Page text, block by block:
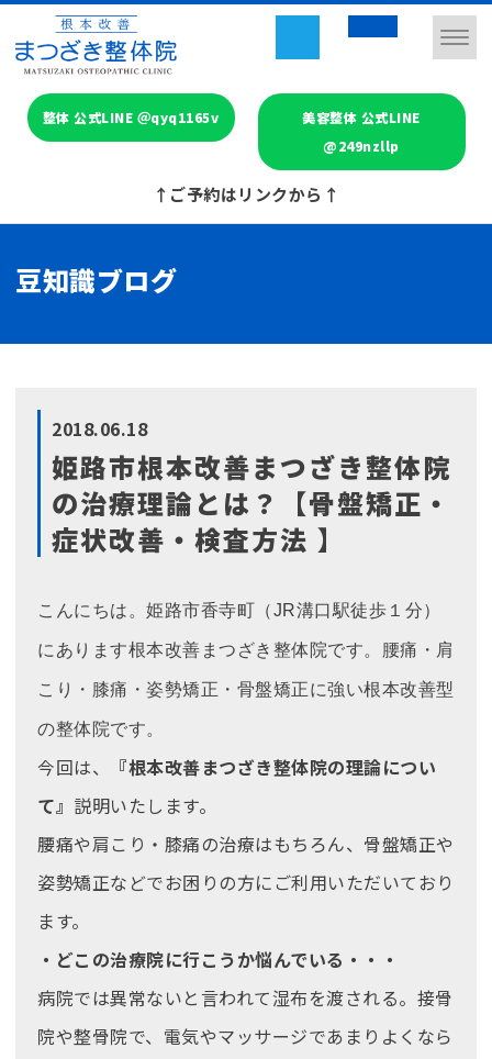
整体 公式LINE ＠qyq1165v
美容整体 公式LINE
@249nzllp
↑ご予約はリンクから↑
豆知識ブログ
2018.06.18
姫路市根本改善まつざき整体院
の治療理論とは？【骨盤矯正・
症状改善・検査方法 】
こんにちは。姫路市香寺町（JR溝口駅徒歩１分）
にあります根本改善まつざき整体院です。腰痛・肩
こり・膝痛・姿勢矯正・骨盤矯正に強い根本改善型
の整体院です。
今回は、
『根本改善まつざき整体院の理論につい
て』 説明いたします。
腰痛や肩こり・膝痛の治療はもちろん、骨盤矯正や
姿勢矯正などでお困りの方にご利用いただいており
ます。
・どこの治療院に行こうか悩んでいる・・・
病院では異常ないと言われて湿布を渡される。接骨
院や整骨院で、電気やマッサージであまりよくなら